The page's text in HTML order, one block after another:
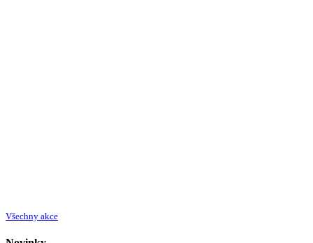
Všechny akce